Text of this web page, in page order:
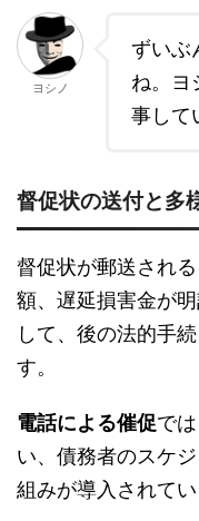
ヨシノ
ずいぶ
ね。ヨ
事して
督促状の送付と多
督促状が郵送され
額、遅延損害金が
して、後の法的手
す。
電話による催促で
い、債務者のスケ
組みが導入されてい